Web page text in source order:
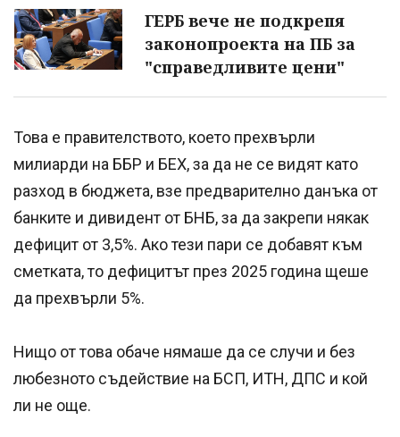
ГЕРБ вече не подкрепя
законопроекта на ПБ за
"справедливите цени"
Това е правителството, което прехвърли
милиарди на ББР и БЕХ, за да не се видят като
разход в бюджета, взе предварително данъка от
банките и дивидент от БНБ, за да закрепи някак
дефицит от 3,5%. Ако тези пари се добавят към
сметката, то дефицитът през 2025 година щеше
да прехвърли 5%.
Нищо от това обаче нямаше да се случи и без
любезното съдействие на БСП, ИТН, ДПС и кой
ли не още.